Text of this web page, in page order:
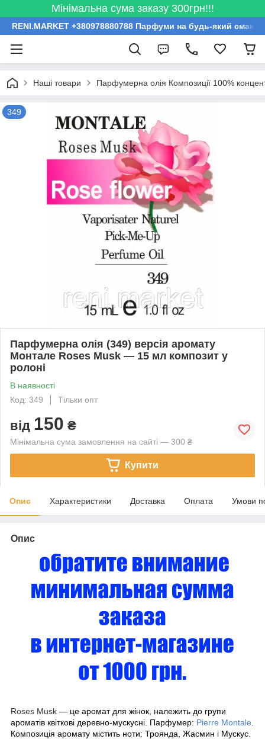
Мінімальна сума заказу 300грн!!!
RENI.MARKET +380978880788 Парфуми на будь-який смак
Наші товари Парфумерна олія Композиції 100%
349
Парфумерна олія (349) версія аромату
Монтале Roses Musk — 15 мл композит у
ролоні
В наявності
Код: 349
Тільки опт
від 150 ₴
Мінімальна сума замовлення на сайті — 300 ₴
Купити
Опис Характеристики Доставка Оплата Умови
Опис
Roses Musk — це аромат для жінок, належить до групи
ароматів квіткові деревно-мускусні. Парфумер: Pierre Montale
Композиція аромату містить ноти: Троянда, Жасмин і Мускус.